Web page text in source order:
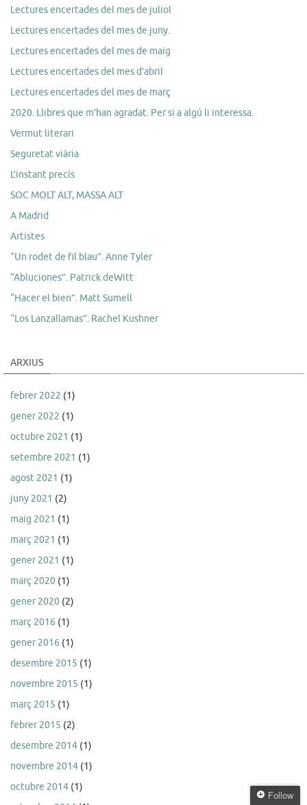
Lectures encertades del mes de juliol
Lectures encertades del mes de juny.
Lectures encertades del mes de maig
Lectures encertades del mes d’abril
Lectures encertades del mes de març
2020. Llibres que m’han agradat. Per si a algú li interessa.
Vermut literari
Seguretat viària
L’instant precís
SOC MOLT ALT, MASSA ALT
A Madrid
Artistes
“Un rodet de fil blau”. Anne Tyler
“Abluciones”. Patrick deWitt
“Hacer el bien”. Matt Sumell
“Los Lanzallamas”. Rachel Kushner
ARXIUS
febrer 2022 (1)
gener 2022 (1)
octubre 2021 (1)
setembre 2021 (1)
agost 2021 (1)
juny 2021 (2)
maig 2021 (1)
març 2021 (1)
gener 2021 (1)
març 2020 (1)
gener 2020 (2)
març 2016 (1)
gener 2016 (1)
desembre 2015 (1)
novembre 2015 (1)
març 2015 (1)
febrer 2015 (2)
desembre 2014 (1)
novembre 2014 (1)
octubre 2014 (1)
Follow